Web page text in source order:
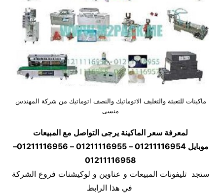
ماكينات للتعبئة والتغليف الاتوماتيك والنصف اتوماتيك من شركة المهندس
منسى
لمعرفة سعر الماكينة يرجى التواصل مع المبيعات
موبايل 01211116954 – 01211116955 – 01211116956–
01211116958
ستجد تليفونات المبيعات و عناوين و لوكيشنات فروع الشركة
في هذا الرابط